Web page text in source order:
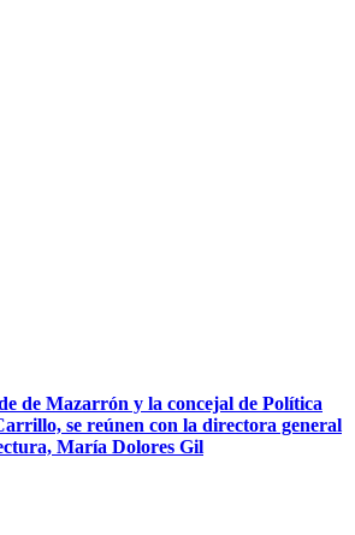
de Mazarrón y la concejal de Política
se reúnen con la directora general
María Dolores Gil